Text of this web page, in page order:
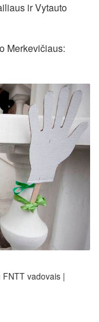
ir Vytauto
Merkevičiaus:
vadovais |